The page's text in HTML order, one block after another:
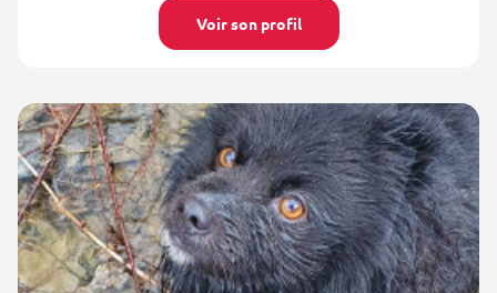
Voir son profil